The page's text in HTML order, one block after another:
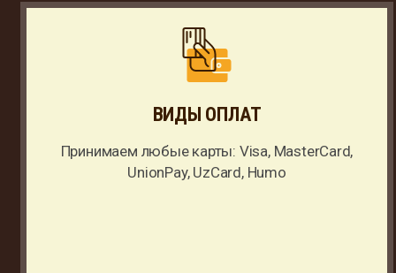
ВИДЫ ОПЛАТ
Принимаем любые карты: Visa, MasterCard,
UnionPay, UzCard, Humo